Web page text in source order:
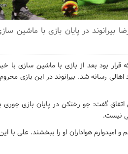
بیرانوند در پایان بازی با ماشین
قرار بود بعد از بازی با ماشین سازی با
رسانه شد. بیرانوند در این بازی
گفت: جو رختکن در پایان بازی جوری
نیست.
امیدوارم هواداران او را ببخشند. علی